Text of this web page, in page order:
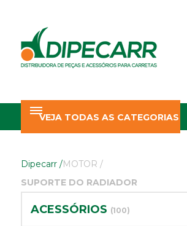
VEJA TODAS AS CATEGORIAS
Dipecarr /MOTOR /
SUPORTE DO RADIADOR
ACESSÓRIOS (100)